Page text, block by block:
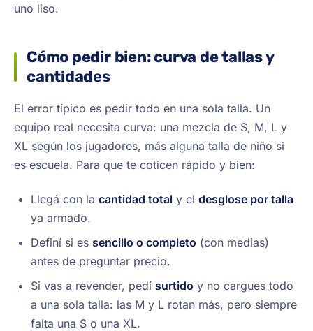
uno liso.
Cómo pedir bien: curva de tallas y
cantidades
El error típico es pedir todo en una sola talla. Un
equipo real necesita curva: una mezcla de S, M, L y
XL según los jugadores, más alguna talla de niño si
es escuela. Para que te coticen rápido y bien:
Llegá con la cantidad total y el desglose por talla
ya armado.
Definí si es sencillo o completo (con medias)
antes de preguntar precio.
Si vas a revender, pedí surtido y no cargues todo
a una sola talla: las M y L rotan más, pero siempre
falta una S o una XL.